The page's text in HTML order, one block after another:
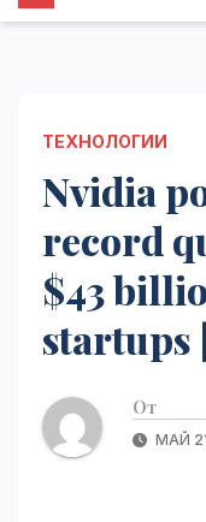
ТЕХНОЛОГИИ
Nvidia
record
$43
startups
От
МАЙ